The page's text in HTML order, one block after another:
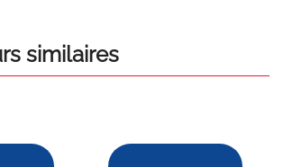
similaires